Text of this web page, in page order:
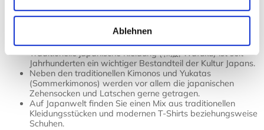
Ablehnen
Co.
Traditionelle japanische Kleidung (和服, Wafuku) ist seit
Jahrhunderten ein wichtiger Bestandteil der Kultur Japans.
Neben den traditionellen Kimonos und Yukatas
(Sommerkimonos) werden vor allem die japanischen
Zehensocken und Latschen gerne getragen.
Auf Japanwelt finden Sie einen Mix aus traditionellen
Kleidungsstücken und modernen T-Shirts beziehungsweise
Schuhen.